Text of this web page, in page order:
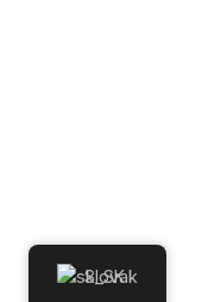
Slovak